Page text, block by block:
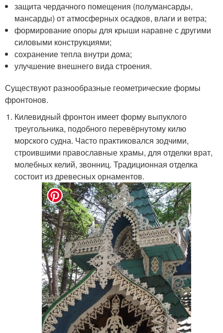
защита чердачного помещения (полумансарды,
мансарды) от атмосферных осадков, влаги и ветра;
формирование опоры для крыши наравне с другими
силовыми конструкциями;
сохранение тепла внутри дома;
улучшение внешнего вида строения.
Существуют разнообразные геометрические формы
фронтонов.
Килевидный фронтон имеет форму выпуклого
треугольника, подобного перевёрнутому килю
морского судна. Часто практиковался зодчими,
строившими православные храмы, для отделки врат,
молебных келий, звонниц. Традиционная отделка
состоит из древесных орнаментов.